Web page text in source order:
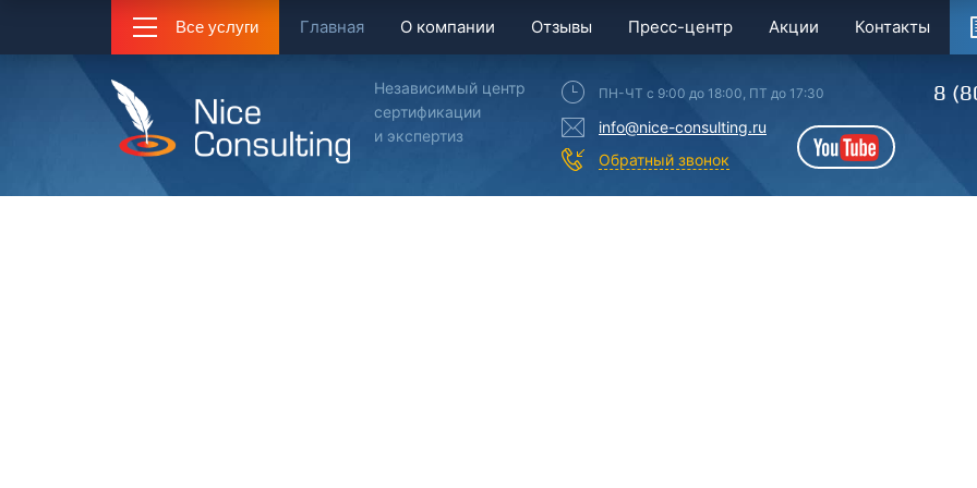
Все услуги Главная О компании Отзывы Пресс-центр Акции Контакты
Независимый центр
сертификации
и экспертиз
ПН-ЧТ с 9:00 до 18:00, ПТ до 17:30
info@nice-consulting.ru
Обратный звонок
YouTube
8